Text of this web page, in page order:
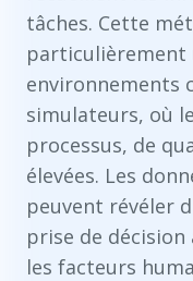
tâches. Cette
particulièrement
environnements
simulateurs, où
processus, de
élevées. Les
peuvent révéler
prise de
les facteurs